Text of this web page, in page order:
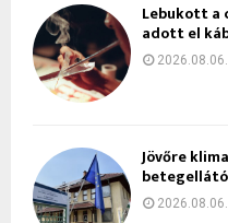
Lebukott a
adott el
2026.08.06.
Jövőre
2026.08.06.